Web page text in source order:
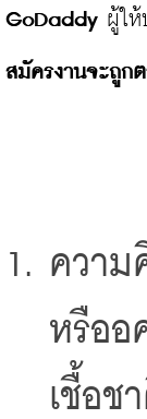
GoDaddy ผู้ให้บ
สมัครงานจะถูก
ความ
หรืออ
เชื้อช